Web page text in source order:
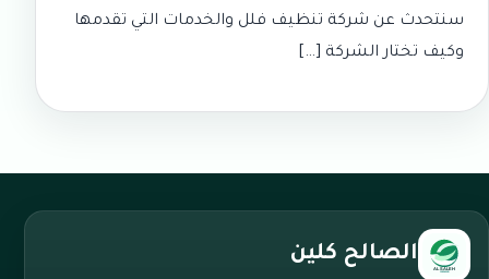
سنتحدث عن شركة تنظيف فلل والخدمات التي تقدمها
وكيف تختار الشركة […]
الصالح كلين